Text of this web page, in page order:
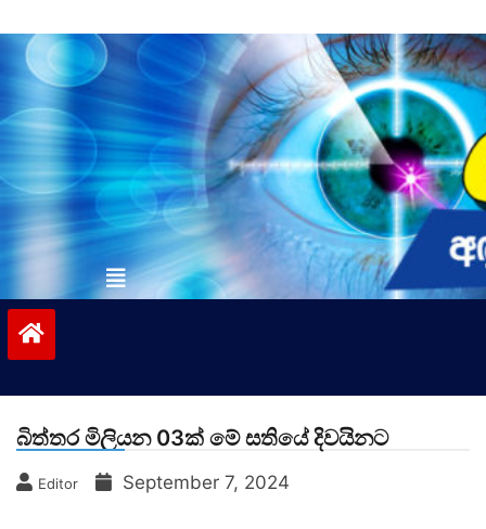
to
contentvinivida.lk
බිත්තර මිලියන 03ක් මේ සතියේ දිවයිනට
Editor September 7, 2024